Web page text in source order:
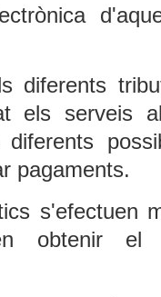
diferents
els serveis
pagaments.
s'efectuen
obtenir el